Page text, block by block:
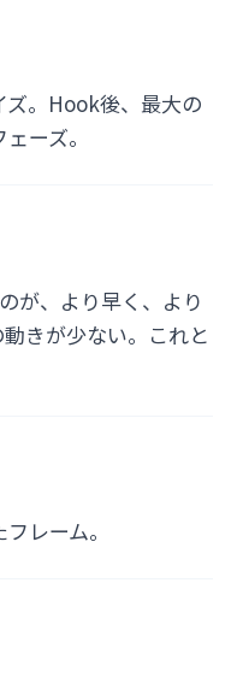
ズ。Hook後、最大の
ーズ。
が、より早く、より
きが少ない。これと
レーム。